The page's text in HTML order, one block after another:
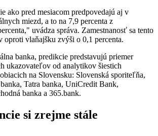
ako pred mesiacom predpovedajú aj v
miezd, a to na 7,9 percenta z
uvádza správa. Zamestnanosť sa tento
vlaňajšku zvýši o 0,1 percenta.
banka, predikcie predstavujú priemer
ukazovateľov od analytikov šiestich
na Slovensku: Slovenská sporiteľňa,
Tatra banka, UniCredit Bank,
banka a 365.bank.
si zrejme stále